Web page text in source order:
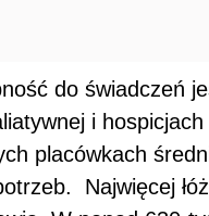
do świadczeń
i
placówkach
Najwięcej